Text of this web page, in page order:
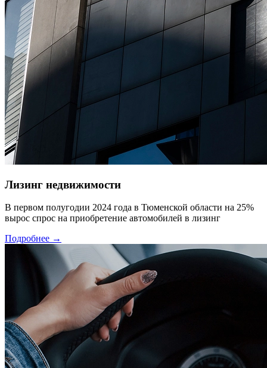
Лизинг недвижимости
В первом полугодии 2024 года в Тюменской области на 25%
вырос спрос на приобретение автомобилей в лизинг
Подробнее →